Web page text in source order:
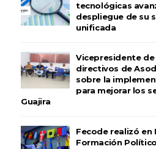
tecnológicas
despliegue de su
unificada
Vicepresidente
directivos de
sobre la
para mejorar los
Guajira
Fecode realizó en
Formación